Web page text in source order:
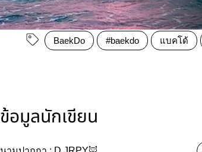
BaekDo #baekdo แบคโด้
ข้อมูลนักเขียน